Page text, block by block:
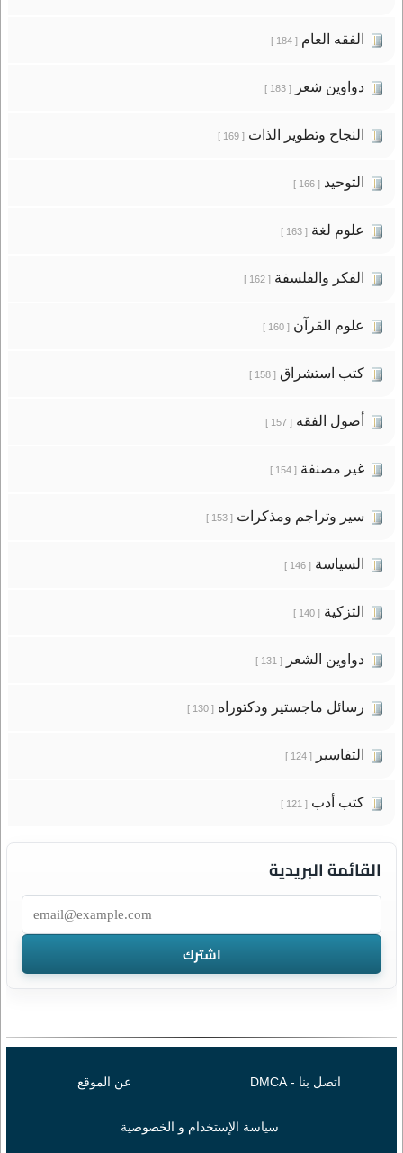
الفقه العام[ 184 ]
دواوين شعر[ 183 ]
النجاح وتطوير الذات[ 169 ]
التوحيد[ 166 ]
علوم لغة[ 163 ]
الفكر والفلسفة[ 162 ]
علوم القرآن[ 160 ]
كتب استشراق[ 158 ]
أصول الفقه[ 157 ]
غير مصنفة[ 154 ]
سير وتراجم ومذكرات[ 153 ]
السياسة[ 146 ]
التزكية[ 140 ]
دواوين الشعر[ 131 ]
رسائل ماجستير ودكتوراه[ 130 ]
التفاسير[ 124 ]
كتب أدب[ 121 ]
القائمة البريدية
اتصل بنا - DMCA عن الموقع
سياسة الإستخدام و الخصوصية